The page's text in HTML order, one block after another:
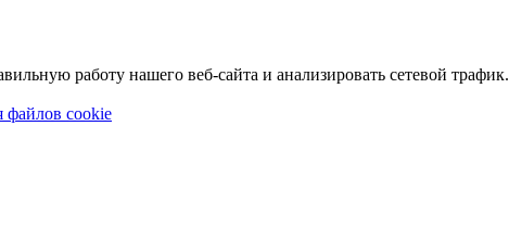
работу нашего веб-сайта и анализировать сетевой трафик.
файлов cookie